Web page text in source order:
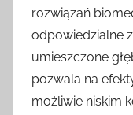
rozwiązań
odpowiedzialne
umieszczone
pozwala na
możliwie niskim